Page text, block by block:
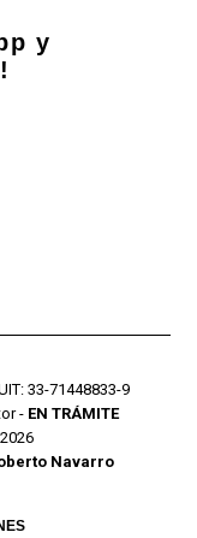
y
33-71448833-9
- EN TRÁMITE
Navarro